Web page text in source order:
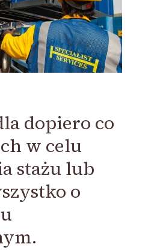
dopiero co
w celu
stażu lub
o